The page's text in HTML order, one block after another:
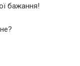
бажання!